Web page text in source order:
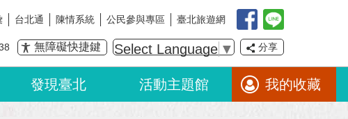
台北通 陳情系統 公民參與專區 臺北旅遊網
無障礙快捷鍵 Select Language ▼ 分享
發現臺北 活動主題館 我的收藏